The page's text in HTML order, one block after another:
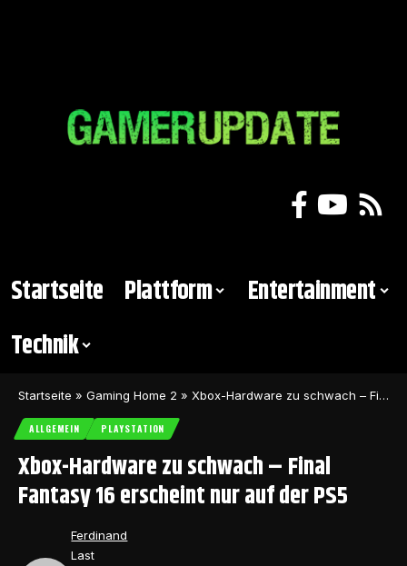
Startseite Plattform
Entertainment
Technik
Startseite » Gaming Home 2 » Xbox-Hardware zu schwach – Final Fantasy 16 erscheint nur auf der PS5
ALLGEMEIN PLAYSTATION
Xbox-Hardware zu schwach – Final
Fantasy 16 erscheint nur auf der PS5
Last
Ferdinand